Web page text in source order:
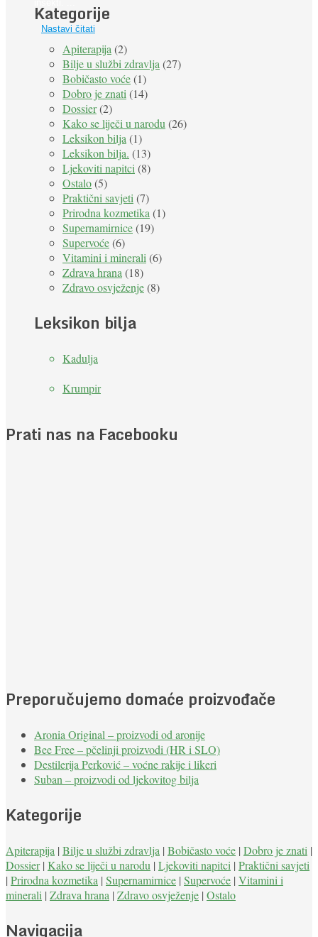
Nastavi čitati
Kategorije
Apiterapija (2)
Bilje u službi zdravlja (27)
Bobičasto voće(1)
Dobro je znati (14)
Dossier(2)
Kako se liječi u narodu (26)
Leksikon bilja (1)
Leksikon bilja. (13)
Ljekoviti napitci (8)
Ostalo(5)
Praktični savjeti (7)
Prirodna kozmetika (1)
Supernamirnice(19)
Supervoće(6)
Vitamini i minerali (6)
Zdrava hrana (18)
Zdravo osvježenje(8)
Leksikon bilja
Kadulja
Krumpir
Prati nas na Facebooku
Preporučujemo domaće proizvođače
Aronia Original – proizvodi od aronije
Bee Free – pčelinji proizvodi (HR i SLO)
Destilerija Perković – voćne rakije i likeri
Suban – proizvodi od ljekovitog bilja
Kategorije
Apiterapija | Bilje u službi zdravlja | Bobičasto voće | Dobro je znati |
Dossier| Kako se liječi u narodu | Ljekoviti napitci | Praktični savjeti
| Prirodna kozmetika | Supernamirnice | Supervoće | Vitamini i
minerali | Zdrava hrana | Zdravo osvježenje | Ostalo
Navigacija